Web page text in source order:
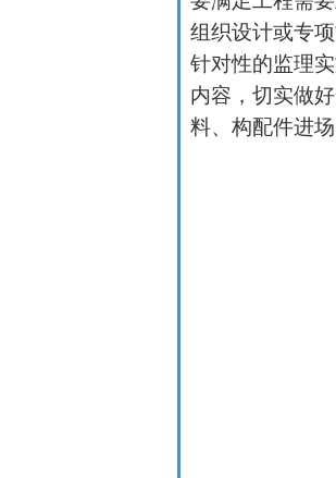
组织设计或专
针对性的监理
内容，切实做
料、构配件进